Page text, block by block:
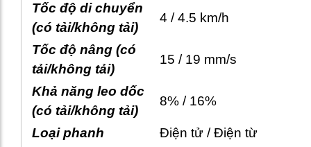
Tốc độ di chuyển
(có tải/không tải)
4 / 4.5 km/h
Tốc độ nâng (có
tải/không tải)
15 / 19 mm/s
Khả năng leo dốc
(có tải/không tải)
8% / 16%
Loại phanh
Điện tử / Điện từ